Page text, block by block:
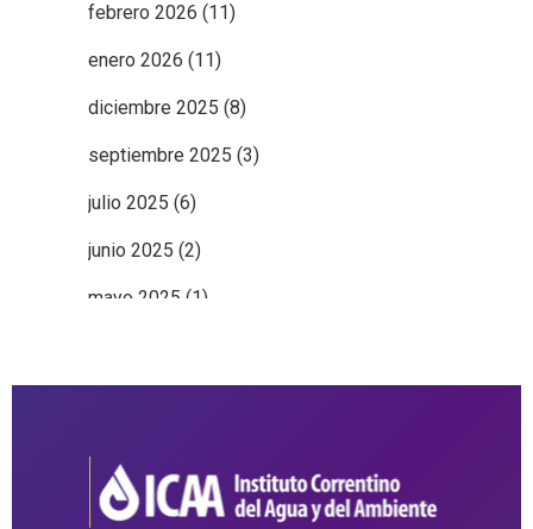
febrero 2026 (11)
enero 2026 (11)
diciembre 2025 (8)
septiembre 2025 (3)
julio 2025 (6)
junio 2025 (2)
mayo 2025 (1)